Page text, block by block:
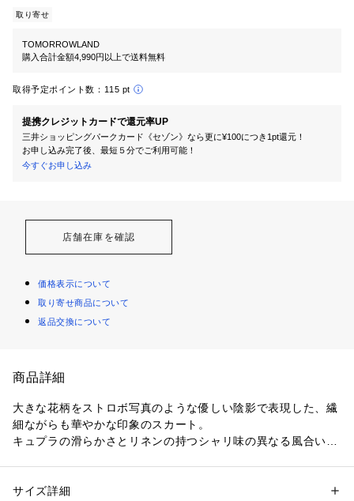
取り寄せ
TOMORROWLAND
購入合計金額4,990円以上で送料無料
取得予定ポイント数： 115 pt
提携クレジットカードで還元率UP
三井ショッピングパークカード《セゾン》なら更に¥100につき1pt還元！
お申し込み完了後、最短５分でご利用可能！
今すぐお申し込み
店舗在庫を確認
価格表示について
取り寄せ商品について
返品交換について
商品詳細
大きな花柄をストロボ写真のような優しい陰影で表現した、繊
細ながらも華やかな印象のスカート。
キュプラの滑らかさとリネンの持つシャリ味の異なる風合いを
生み出すボリューム感で女性らしいフェミニンなバランスに。
性別：レディース
サイズ詳細